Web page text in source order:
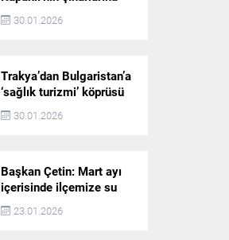
dijital vefa köprüsü
30.01.2026
Trakya’dan Bulgaristan’a
‘sağlık turizmi’ köprüsü
30.01.2026
Başkan Çetin: Mart ayı
içerisinde ilçemize su
akışı başlatılacak
23.01.2026